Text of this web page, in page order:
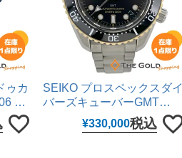
ゥカ
ラ
ーツ
女兼
SEIKO プロスペックスダイ
バーズキューバーGMT
SBEJ030 6R54-00R0 黒文
字盤 ステンレス 42mm 自動
¥330,000税込